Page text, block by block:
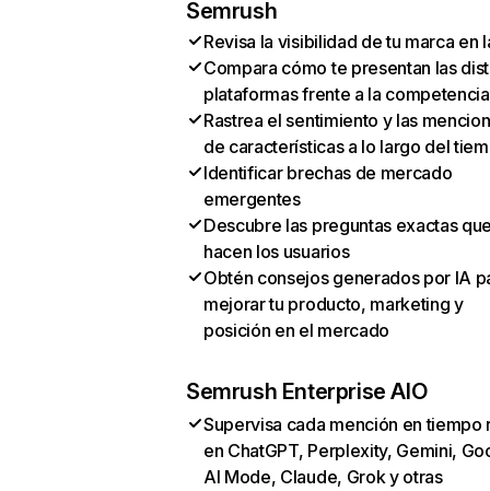
Semrush
Revisa la visibilidad de tu marca en
Compara cómo te presentan las
plataformas frente a la competencia
Rastrea el sentimiento y las
de características a lo largo del
Identificar brechas de mercado
emergentes
Descubre las preguntas exactas
hacen los usuarios
Obtén consejos generados por IA
mejorar tu producto, marketing y
posición en el mercado
Semrush Enterprise AIO
Supervisa cada mención en tiempo
en ChatGPT, Perplexity, Gemini,
AI Mode, Claude, Grok y otras